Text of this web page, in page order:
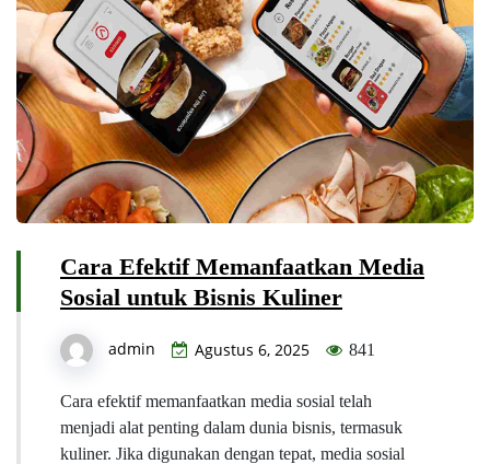
Cara Efektif Memanfaatkan Media
Sosial untuk Bisnis Kuliner
admin Agustus 6, 2025 841
Cara efektif memanfaatkan media sosial telah
menjadi alat penting dalam dunia bisnis, termasuk
kuliner. Jika digunakan dengan tepat, media sosial